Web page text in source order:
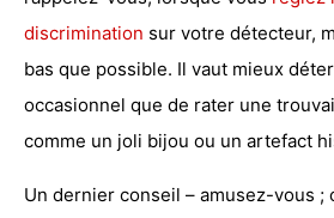
discrimination sur votre détecteur,
bas que possible. Il vaut mieux
occasionnel que de rater une
comme un joli bijou ou un artefact
Un dernier conseil – amusez-vous ;